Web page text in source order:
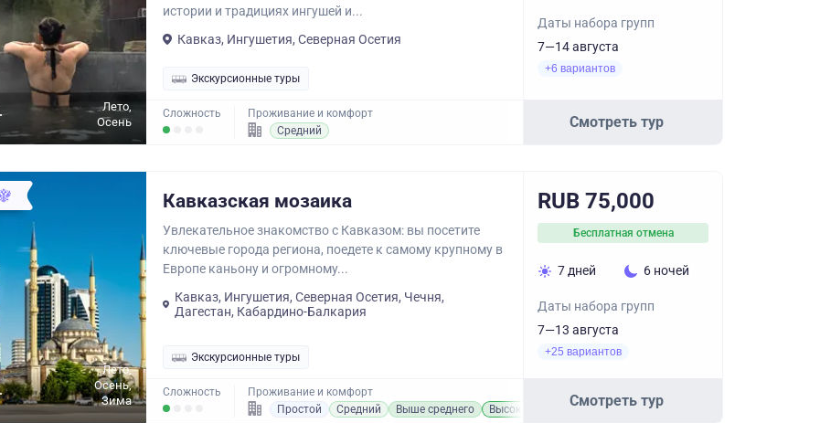
Лето,
Осень
истории и традициях ингушей и...
Кавказ, Ингушетия, Северная Осетия
Экскурсионные туры
Сложность
Проживание и комфорт
Средний
Даты набора групп
7—14 августа
+6 вариантов
Смотреть тур
Лето,
Осень,
Зима
Кавказская мозаика
Увлекательное знакомство с Кавказом: вы посетите
ключевые города региона, поедете к самому крупному в
Европе каньону и огромному...
Кавказ, Ингушетия, Северная Осетия, Чечня,
Дагестан, Кабардино-Балкария
Экскурсионные туры
Сложность
Проживание и комфорт
Простой
Средний Выше среднего Высокий
RUB 75,000
Бесплатная отмена
7 дней 6 ночей
Даты набора групп
7—13 августа
+25 вариантов
Смотреть тур